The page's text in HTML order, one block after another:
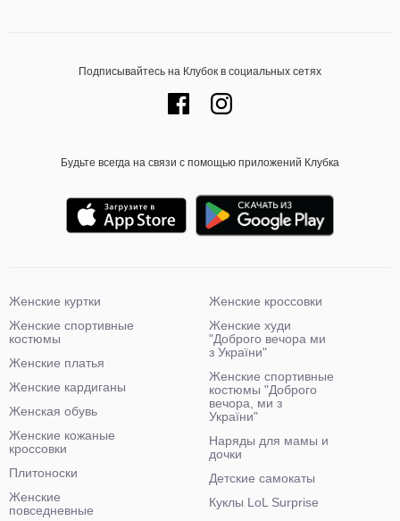
Подписывайтесь на Клубок в социальных сетях
Будьте всегда на связи с помощью приложений Клубка
Женские куртки
Женские спортивные
костюмы
Женские платья
Женские кардиганы
Женская обувь
Женские кожаные
кроссовки
Плитоноски
Женские
повседневные
Женские кроссовки
Женские худи
"Доброго вечора ми
з України"
Женские спортивные
костюмы "Доброго
вечора, ми з
України"
Наряды для мамы и
дочки
Детские самокаты
Куклы LoL Surprise